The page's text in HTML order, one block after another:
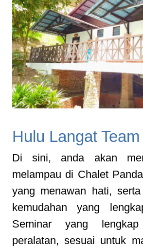
Hulu Langat
Di sini, anda akan
melampau di Chalet
yang menawan hati,
kemudahan yang
Seminar yang
peralatan, sesuai untuk